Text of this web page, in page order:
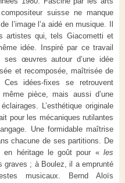
suisse ne manque
l’image l’a aidé en musique. Il
artistes qui, tels Giacometti et
idée. Inspiré par ce travail
ses œuvres autour d’une idée
et recomposée, maîtrisée de
idées-fixes se retrouvent
pièce, mais aussi d’une
L’esthétique originale
pour les mécaniques rutilantes
Une formidable maîtrise
chacune de ses partitions. De
en héritage le goût pour « les
graves ; à Boulez, il a emprunté
musicaux. Bernd Aloïs